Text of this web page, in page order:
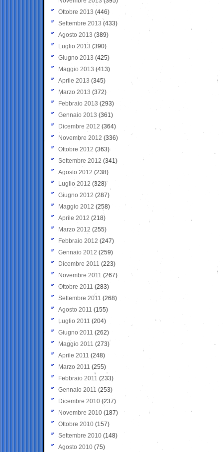
Ottobre 2013 (446)
Settembre 2013 (433)
Agosto 2013 (389)
Luglio 2013 (390)
Giugno 2013 (425)
Maggio 2013 (413)
Aprile 2013 (345)
Marzo 2013 (372)
Febbraio 2013 (293)
Gennaio 2013 (361)
Dicembre 2012 (364)
Novembre 2012 (336)
Ottobre 2012 (363)
Settembre 2012 (341)
Agosto 2012 (238)
Luglio 2012 (328)
Giugno 2012 (287)
Maggio 2012 (258)
Aprile 2012 (218)
Marzo 2012 (255)
Febbraio 2012 (247)
Gennaio 2012 (259)
Dicembre 2011 (223)
Novembre 2011 (267)
Ottobre 2011 (283)
Settembre 2011 (268)
Agosto 2011 (155)
Luglio 2011 (204)
Giugno 2011 (262)
Maggio 2011 (273)
Aprile 2011 (248)
Marzo 2011 (255)
Febbraio 2011 (233)
Gennaio 2011 (253)
Dicembre 2010 (237)
Novembre 2010 (187)
Ottobre 2010 (157)
Settembre 2010 (148)
Agosto 2010 (75)